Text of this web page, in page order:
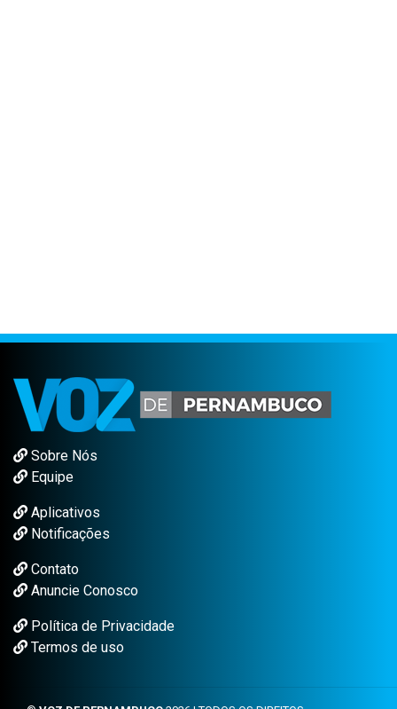
Sobre Nós
Equipe
Aplicativos
Notificações
Contato
Anuncie Conosco
Política de Privacidade
Termos de uso